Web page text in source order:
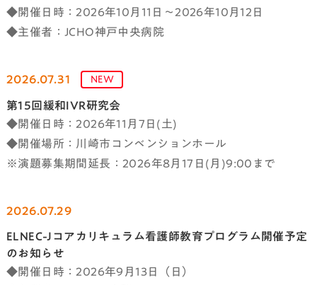
◆開催日時：2026年10月11日～2026年10月12日
◆主催者：JCHO神戸中央病院
2026.07.31 NEW
第15回緩和IVR研究会
◆開催日時：2026年11月7日(土)
◆開催場所：川崎市コンベンションホール
※演題募集期間延長：2026年8月17日(月)9:00まで
2026.07.29
ELNEC-Jコアカリキュラム看護師教育プログラム開催予定
のお知らせ
◆開催日時：2026年9月13日（日）